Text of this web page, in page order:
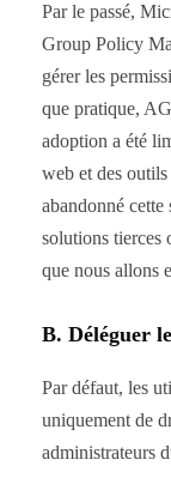
Par le passé,
Group Policy
gérer les
que pratique,
adoption a été
web et des
abandonné
solutions tierces
que nous allons
B. Déléguer
Par défaut, les
uniquement de
administrateurs